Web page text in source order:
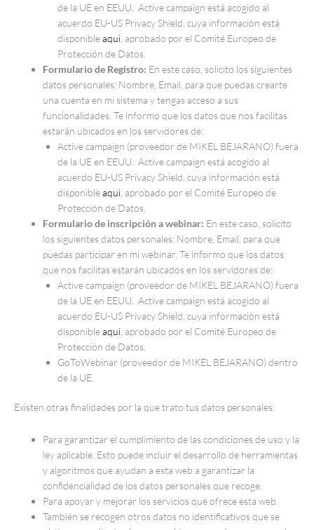
de la UE en EEUU. Active campaign está acogido al
acuerdo EU-US Privacy Shield, cuya información está
disponibleaqui, aprobado por el Comité Europeo de
Protección de Datos.
Formulario de Registro: En este caso, solicito los siguientes
datos personales: Nombre, Email, para que puedas crearte
una cuenta en mi sistema y tengas acceso a sus
funcionalidades. Te informo que los datos que nos facilitas
estarán ubicados en los servidores de:
Active campaign (proveedor de MIKEL BEJARANO) fuera
de la UE en EEUU. Active campaign está acogido al
acuerdo EU-US Privacy Shield, cuya información está
disponibleaqui, aprobado por el Comité Europeo de
Protección de Datos.
Formulario de inscripción a webinar: En este caso, solicito
los siguientes datos personales: Nombre, Email, para que
puedas participar en mi webinar. Te informo que los datos
que nos facilitas estarán ubicados en los servidores de:
Active campaign (proveedor de MIKEL BEJARANO) fuera
de la UE en EEUU. Active campaign está acogido al
acuerdo EU-US Privacy Shield, cuya información está
disponibleaqui, aprobado por el Comité Europeo de
Protección de Datos.
GoToWebinar (proveedor de MIKEL BEJARANO) dentro
de la UE.
Existen otras finalidades por la que trato tus datos personales:
Para garantizar el cumplimiento de las condiciones de uso y la
ley aplicable. Esto puede incluir el desarrollo de herramientas
y algoritmos que ayudan a esta web a garantizar la
confidencialidad de los datos personales que recoge.
Para apoyar y mejorar los servicios que ofrece esta web.
También se recogen otros datos no identificativos que se